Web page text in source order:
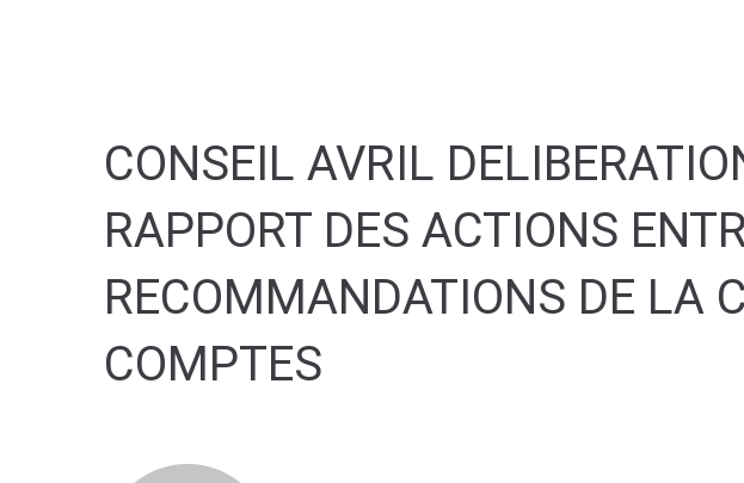
CONSEIL AVRIL
RAPPORT DES ACTIONS
RECOMMANDATIONS DE LA
COMPTES